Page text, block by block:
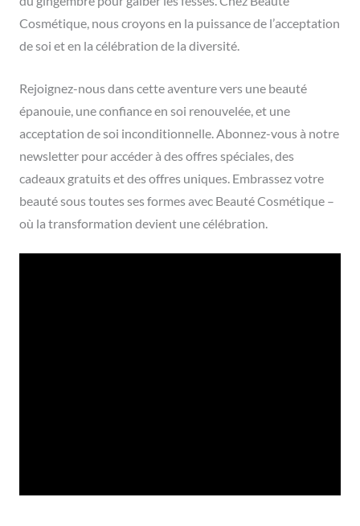
Cosmétique, nous croyons en la puissance de l’acceptation
de soi et en la célébration de la diversité.
Rejoignez-nous dans cette aventure vers une beauté
épanouie, une confiance en soi renouvelée, et une
acceptation de soi inconditionnelle. Abonnez-vous à notre
newsletter pour accéder à des offres spéciales, des
cadeaux gratuits et des offres uniques. Embrassez votre
beauté sous toutes ses formes avec Beauté Cosmétique –
où la transformation devient une célébration.